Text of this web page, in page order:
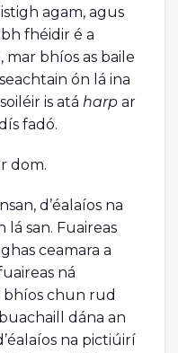
agam, agus
fhéidir é a
mar bhíos as baile
ón lá ina
is atá harp ar
fadó.
dom.
d’éalaíos na
san. Fuaireas
ceamara a
ná
bhíos chun rud
dána an
na pictiúirí